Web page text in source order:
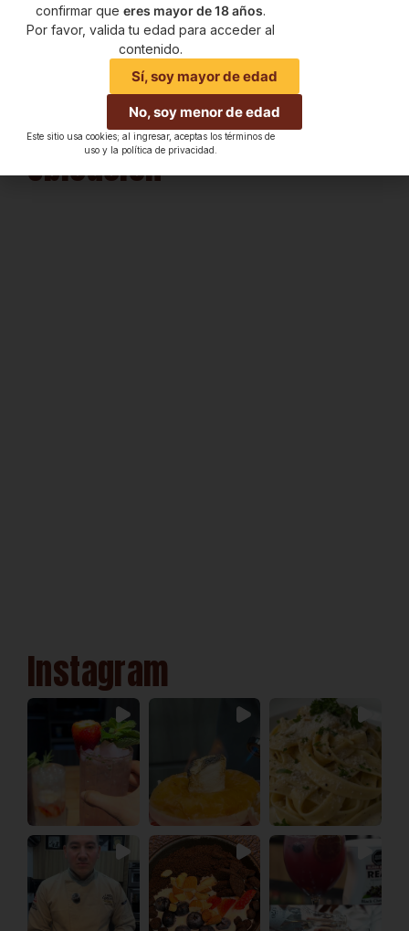
Ubicación
Instagram
confirmar que eres mayor de 18 años.
Por favor, valida tu edad para acceder al
contenido.
Sí, soy mayor de edad
No, soy menor de edad
Este sitio usa cookies; al ingresar, aceptas los términos de
uso y la política de privacidad.